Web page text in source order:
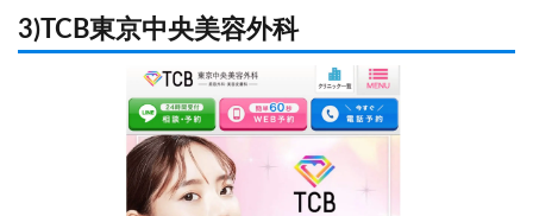
3)TCB東京中央美容外科